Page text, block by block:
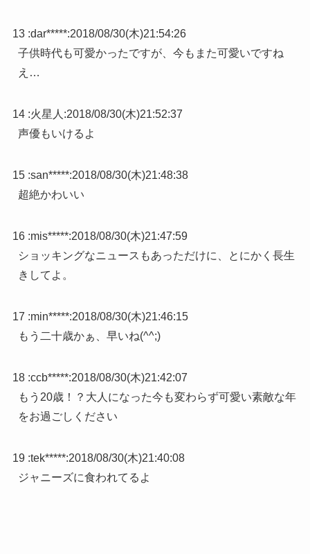
13 :dar*****:2018/08/30(木)21:54:26
子供時代も可愛かったですが、今もまた可愛いですね
え…
14 :火星人 :2018/08/30(木)21:52:37
声優もいけるよ
15 :san*****:2018/08/30(木)21:48:38
超絶かわいい
16 :mis*****:2018/08/30(木)21:47:59
ショッキングなニュースもあっただけに、とにかく長生
きしてよ。
17 :min*****:2018/08/30(木)21:46:15
もう二十歳かぁ、早いね(^^;)
18 :ccb*****:2018/08/30(木)21:42:07
もう20歳！？大人になった今も変わらず可愛い素敵な年
をお過ごしください
19 :tek*****:2018/08/30(木)21:40:08
ジャニーズに食われてるよ